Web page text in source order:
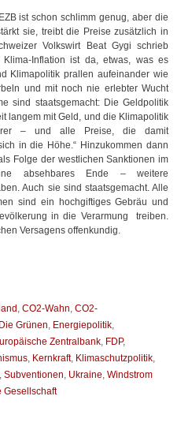
ist schon schlimm genug, aber die
sie, treibt die Preise zusätzlich in
Volkswirt Beat Gygi schrieb
Klima-Inflation ist da, etwas, was es
Klimapolitik prallen aufeinander wie
und mit noch nie erlebter Wucht
sind staatsgemacht: Die Geldpolitik
langem mit Geld, und die Klimapolitik
– und alle Preise, die damit
in die Höhe.“ Hinzukommen dann
Folge der westlichen Sanktionen im
absehbares Ende – weitere
Auch sie sind staatsgemacht. Alle
sind ein hochgiftiges Gebräu und
in die Verarmung treiben.
Versagens offenkundig.
,CO2-Wahn,CO2-
Die Grünen, Energiepolitik,
Zentralbank, FDP,
, Kernkraft, Klimaschutzpolitik,
, Subventionen, Ukraine, Windstrom
Gesellschaft